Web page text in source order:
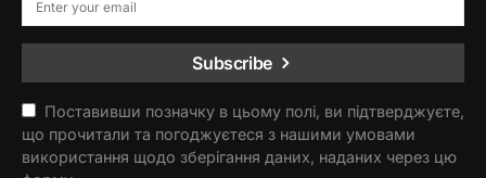
Subscribe
Поставивши позначку в цьому полі, ви підтверджуєте,
що прочитали та погоджуєтеся з нашими умовами
використання щодо зберігання даних, наданих через цю